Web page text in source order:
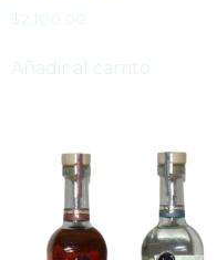
$ 2,100.00
Añadir al carrito